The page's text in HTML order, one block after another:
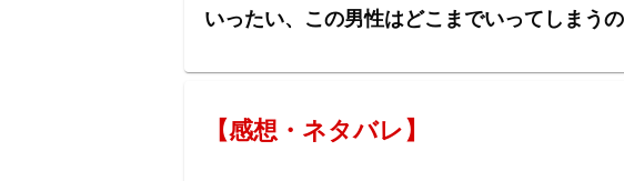
いったい、この男性はどこまでいってしまう
【感想・ネタバレ】